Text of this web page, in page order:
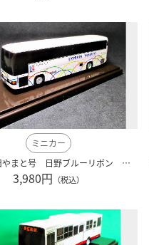
ミニカー
関東バス旧やまと号 日野ブルーリボン アドウィング社（レジン製）
3,980円 （税込）